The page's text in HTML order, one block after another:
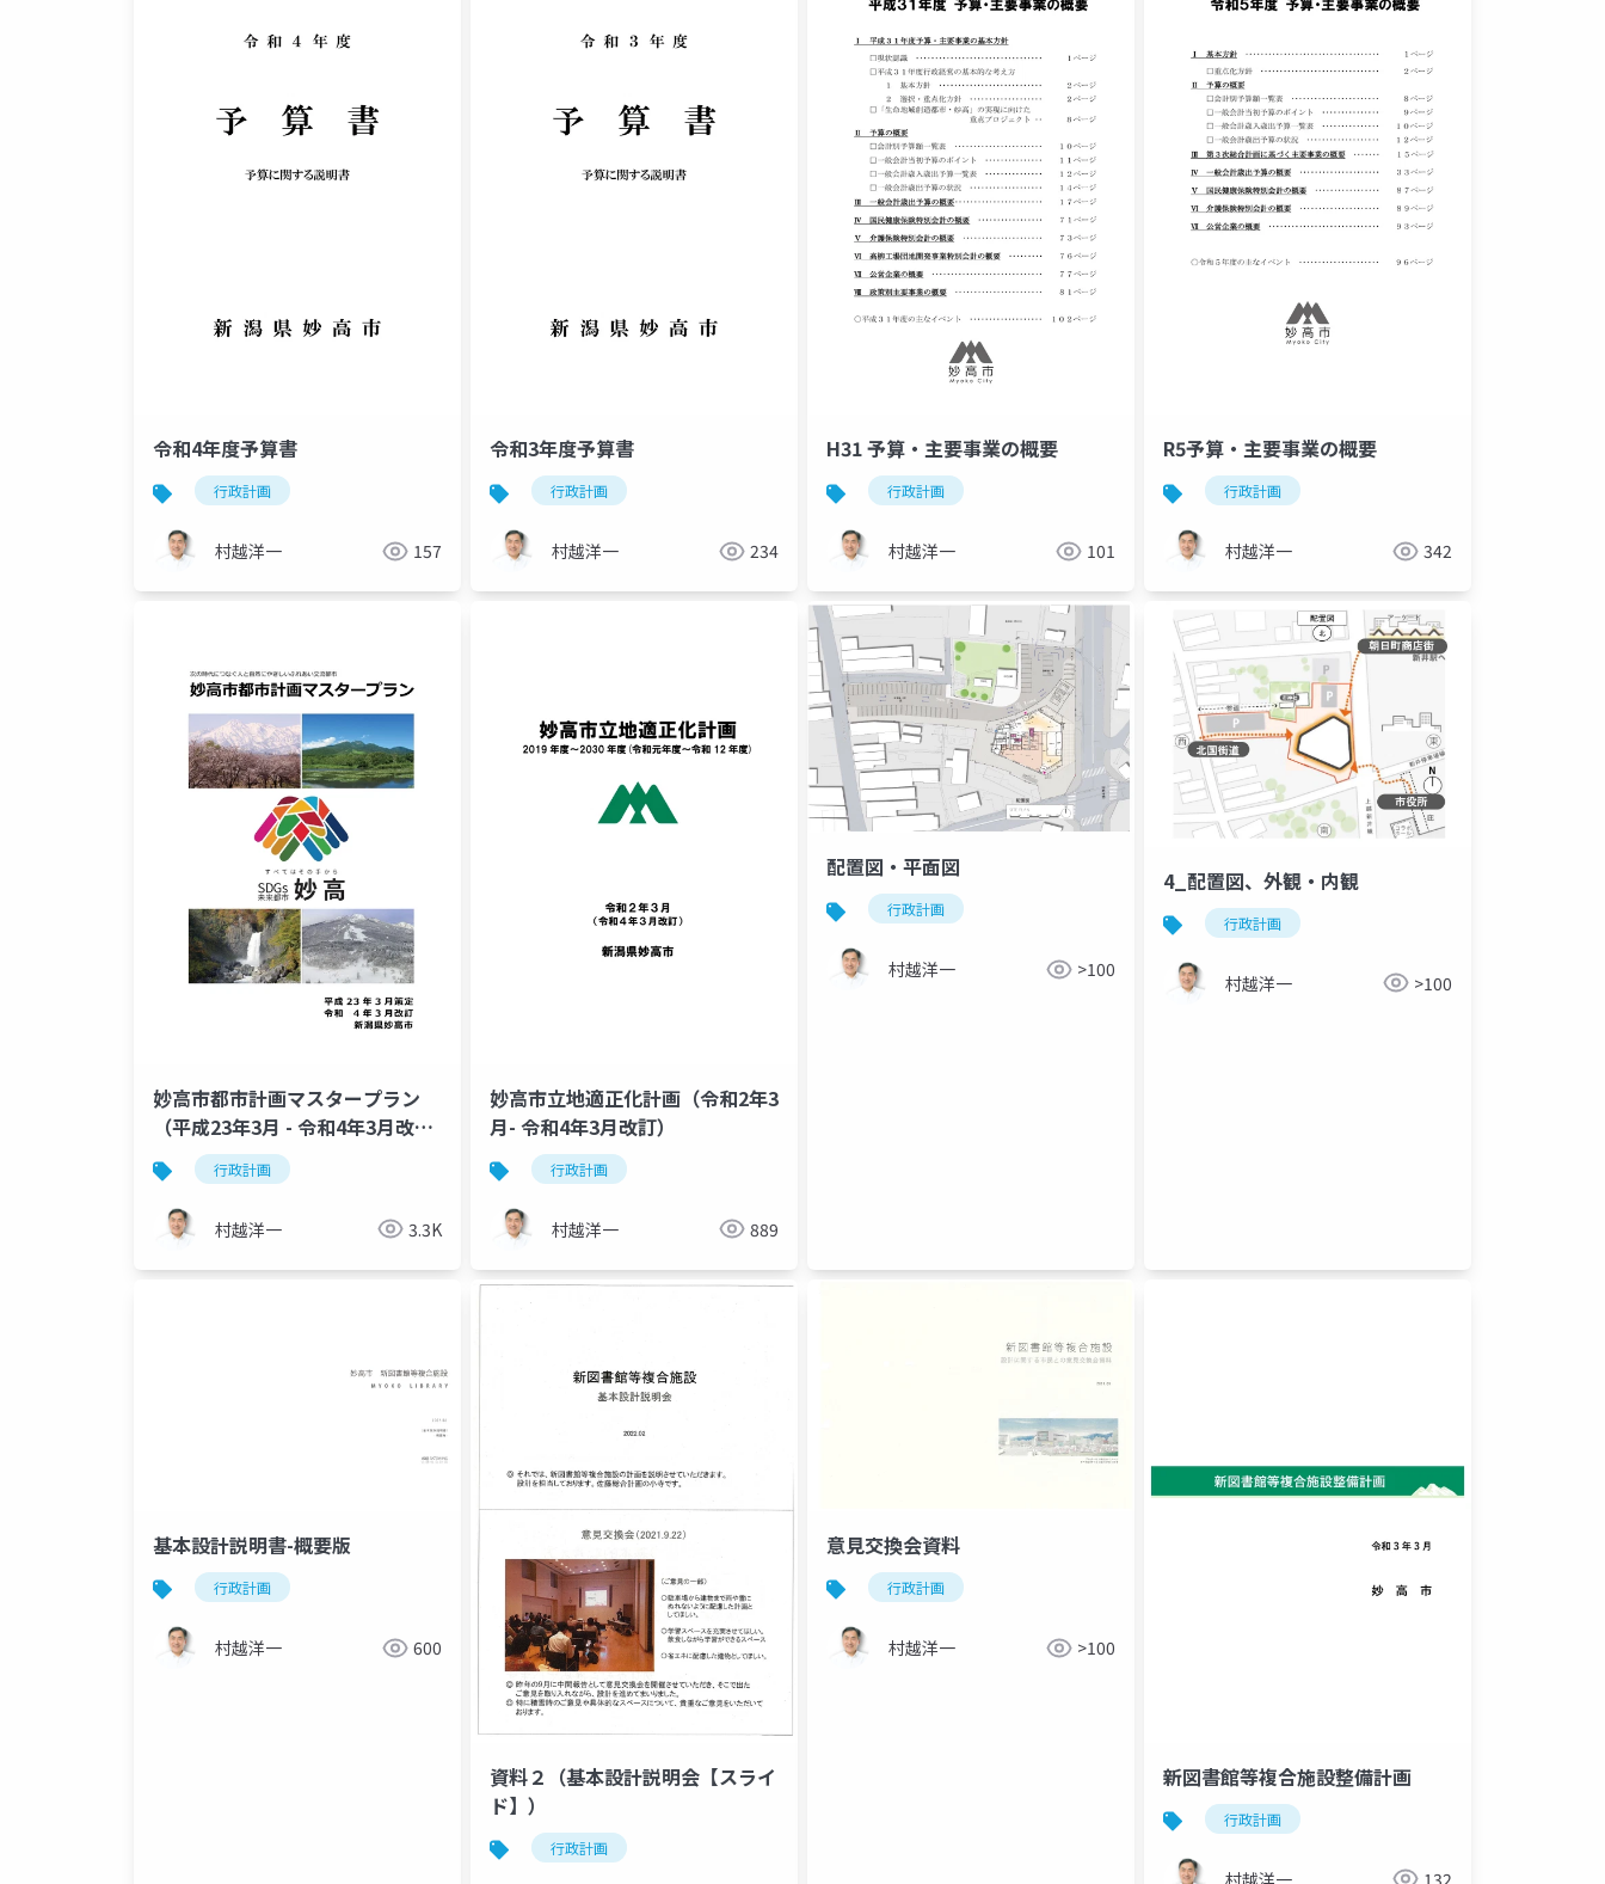
令和4年度予算書
行政計画
村越洋一 157
令和3年度予算書
行政計画
村越洋一 234
H31 予算・主要事業の概要
行政計画
村越洋一 101
R5予算・主要事業の概要
行政計画
村越洋一 342
妙高市都市計画マスタープラン
（平成23年3月 - 令和4年3月改
訂）
行政計画
村越洋一 3.3K
妙高市立地適正化計画（令和2年3
月- 令和4年3月改訂）
行政計画
村越洋一 889
配置図・平面図
行政計画
村越洋一 >100
4_配置図、外観・内観
行政計画
村越洋一 >100
基本設計説明書-概要版
行政計画
村越洋一 600
資料２（基本設計説明会【スライ
ド】）
行政計画
意見交換会資料
行政計画
村越洋一 >100
新図書館等複合施設整備計画
行政計画
村越洋一 132